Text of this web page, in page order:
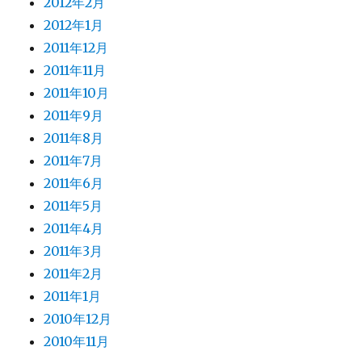
2012年1月
2011年12月
2011年11月
2011年10月
2011年9月
2011年8月
2011年7月
2011年6月
2011年5月
2011年4月
2011年3月
2011年2月
2011年1月
2010年12月
2010年11月